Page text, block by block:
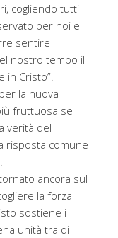
cogliendo tutti
per noi e
sentire
nostro tempo il
in Cristo”.
la nuova
fruttuosa se
verità del
risposta comune
ancora sul
la forza
sostiene i
unità tra di